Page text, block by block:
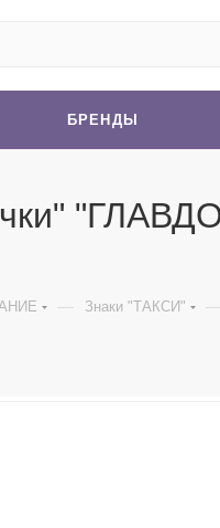
БРЕНДЫ
— Знаки "ТАКСИ"